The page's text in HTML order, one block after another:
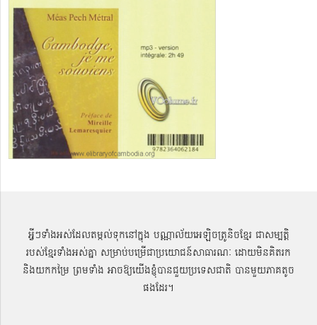
អ្វីៗទាំងអស់ដែលតម្កល់ទុកនៅក្នុង បណ្ណាល័យអេឡិចត្រូនិចខ្មែរ ជាសម្បតិ្ត
របស់ខ្មែរទាំងអស់គ្នា សម្រាប់បម្រើជាប្រយោជន៍សាធារណៈ ដោយមិនគិតរក
និងយកកម្រៃ ព្រមទាំង អាចឱ្យយើងខ្ញុំបានជួយប្រទេសជាតិ បានមួយភាគតូច
ផងដែរ។